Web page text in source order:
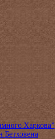
Харкова”
Бетховена